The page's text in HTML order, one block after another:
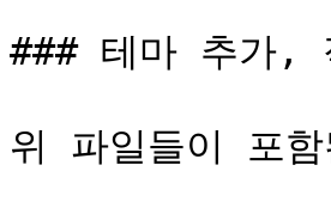
### 테마 추가,
위 파일들이 포